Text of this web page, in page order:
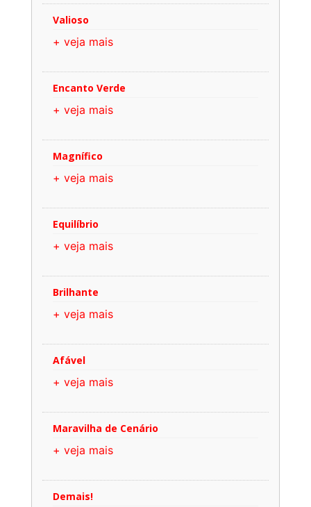
Valioso
+ veja mais
Encanto Verde
+ veja mais
Magnífico
+ veja mais
Equilíbrio
+ veja mais
Brilhante
+ veja mais
Afável
+ veja mais
Maravilha de Cenário
+ veja mais
Demais!